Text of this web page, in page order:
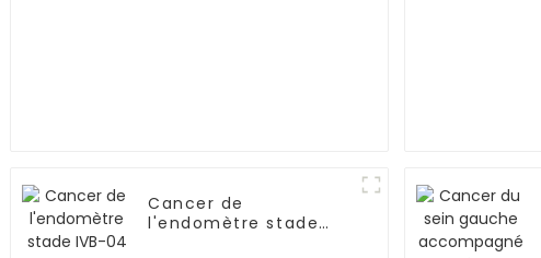
Cancer de
l'endomètre stade